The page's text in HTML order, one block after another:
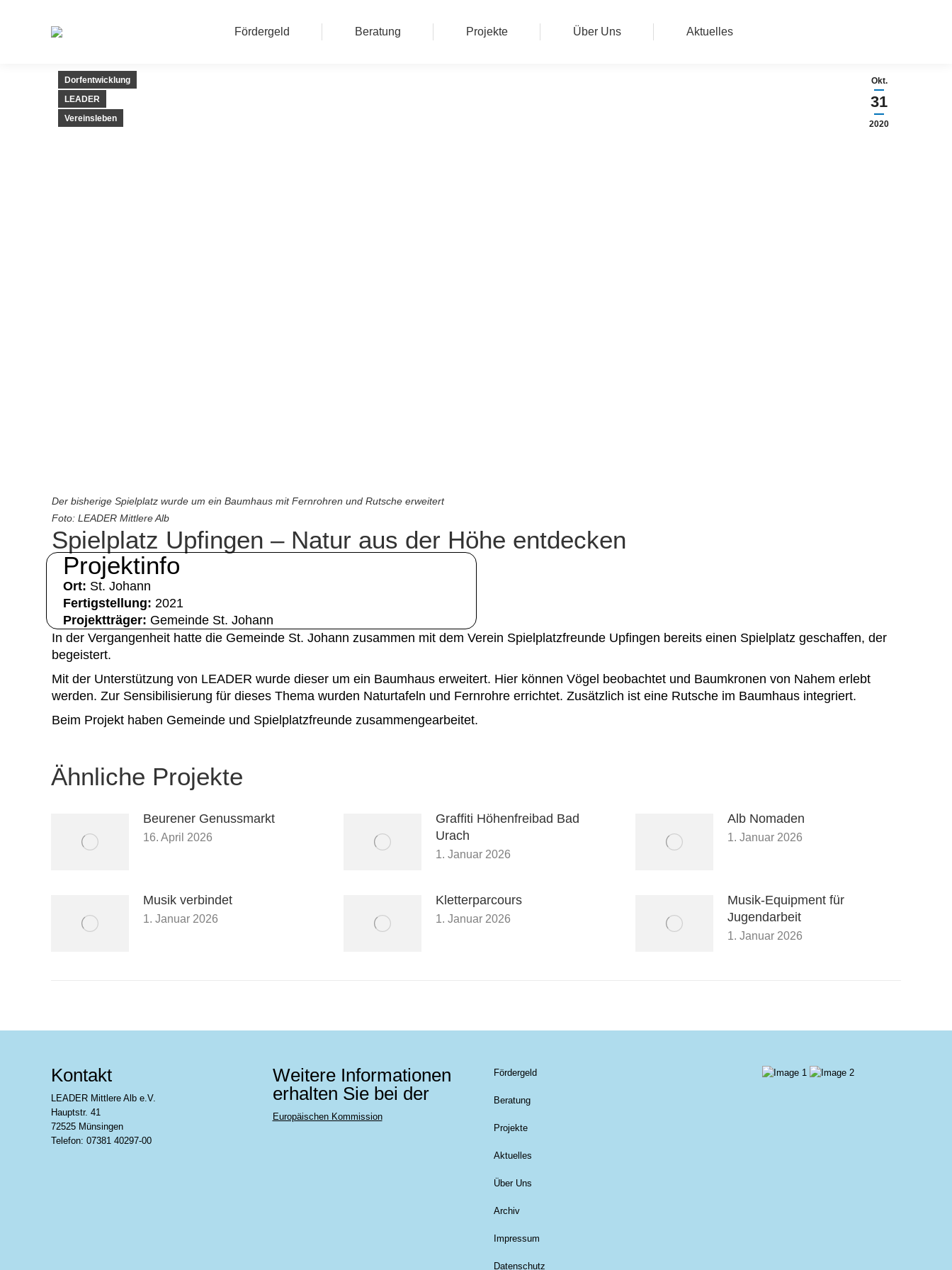
Fördergeld Beratung Projekte Über Uns Aktuelles
Okt.
31
2020
Dorfentwicklung
LEADER
Vereinsleben
Der bisherige Spielplatz wurde um ein Baumhaus mit Fernrohren und Rutsche erweitert
Foto: LEADER Mittlere Alb
Spielplatz Upfingen – Natur aus der Höhe entdecken
Projektinfo
Ort: St. Johann
Fertigstellung: 2021
Projektträger: Gemeinde St. Johann
In der Vergangenheit hatte die Gemeinde St. Johann zusammen mit dem Verein Spielplatzfreunde Upfingen bereits einen Spielplatz geschaffen, der
begeistert.
Mit der Unterstützung von LEADER wurde dieser um ein Baumhaus erweitert. Hier können Vögel beobachtet und Baumkronen von Nahem erlebt
werden. Zur Sensibilisierung für dieses Thema wurden Naturtafeln und Fernrohre errichtet. Zusätzlich ist eine Rutsche im Baumhaus integriert.
Beim Projekt haben Gemeinde und Spielplatzfreunde zusammengearbeitet.
Ähnliche Projekte
Beurener Genussmarkt
16. April 2026
Graffiti Höhenfreibad Bad
Urach
1. Januar 2026
Alb Nomaden
1. Januar 2026
Musik verbindet
1. Januar 2026
Kletterparcours
1. Januar 2026
Musik-Equipment für
Jugendarbeit
1. Januar 2026
Kontakt
LEADER Mittlere Alb e.V.
Hauptstr. 41
72525 Münsingen
Telefon: 07381 40297-00
Weitere Informationen
erhalten Sie bei der
Europäischen Kommission
Fördergeld
Beratung
Projekte
Aktuelles
Über Uns
Archiv
Impressum
Datenschutz